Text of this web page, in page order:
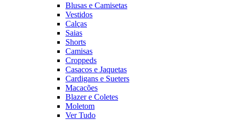
Blusas e Camisetas
Vestidos
Calças
Saias
Shorts
Camisas
Croppeds
Casacos e Jaquetas
Cardigans e Sueters
Macacões
Blazer e Coletes
Moletom
Ver Tudo